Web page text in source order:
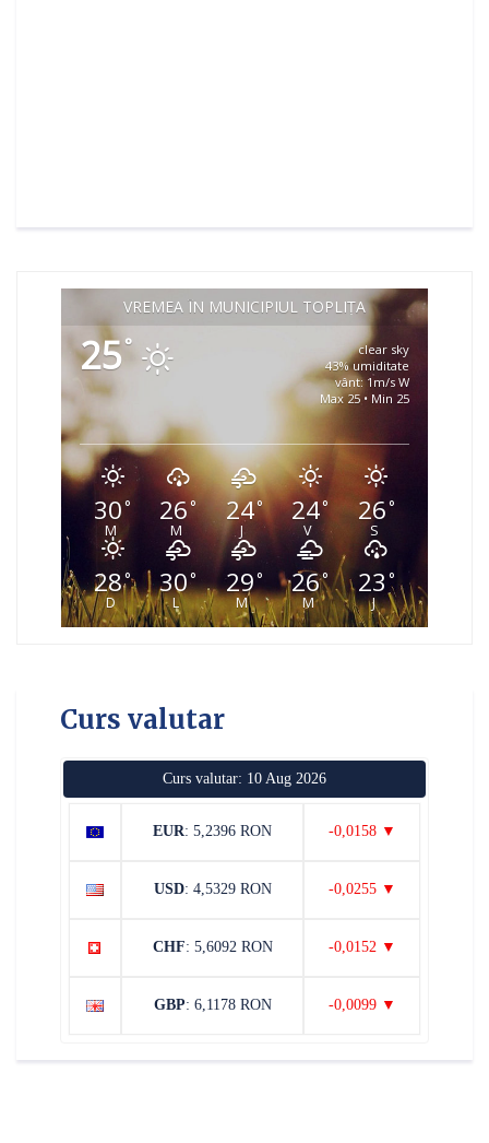
VREMEA ÎN MUNICIPIUL TOPLIȚA
25°
clear sky
43% umiditate
vânt: 1m/s W
Max 25 • Min 25
30°
M
26°
M
24°
J
24°
V
26°
S
28°
D
30°
L
29°
M
26°
M
23 °
J
Curs valutar
Curs valutar: 10 Aug 2026
EUR: 5,2396 RON -0,0158 ▼
USD: 4,5329 RON -0,0255 ▼
CHF: 5,6092 RON -0,0152 ▼
GBP: 6,1178 RON -0,0099 ▼